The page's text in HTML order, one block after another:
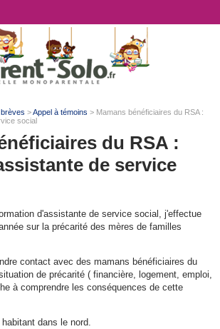
>Appel à témoins > Mamans bénéficiaires du RSA :
social
du RSA :
de service
d'assistante de service social, j'effectue
sur la précarité des mères de familles
contact avec des mamans bénéficiaires du
de précarité ( financière, logement, emploi,
à comprendre les conséquences de cette
dans le nord.